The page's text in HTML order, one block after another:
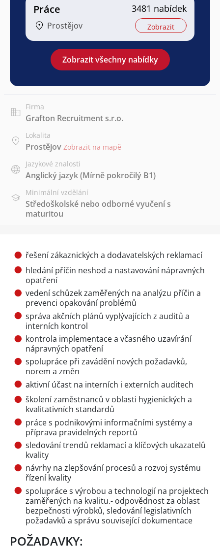
Práce
Prostějov
3481 nabídek
Zobrazit
Zobrazit všechny nabídky
Firma
Grafton Recruitment s.r.o.
Lokalita
Prostějov Zobrazit na mapě
Jazykové znalosti
Anglický jazyk(Mírně pokročilý B1)
Minimální vzdělání
Středoškolské nebo odborné vyučení s
maturitou
řešení zákaznických a dodavatelských reklamací
hledání příčin neshod a nastavování nápravných
opatření
vedení schůzek zaměřených na analýzu příčin a
prevenci opakování problémů
správa akčních plánů vyplývajících z auditů a
interních kontrol
kontrola implementace a včasného uzavírání
nápravných opatření
spolupráce při zavádění nových požadavků,
norem a změn
aktivní účast na interních i externích auditech
školení zaměstnanců v oblasti hygienických a
kvalitativních standardů
práce s podnikovými informačními systémy a
příprava pravidelných reportů
sledování trendů reklamací a klíčových ukazatelů
kvality
návrhy na zlepšování procesů a rozvoj systému
řízení kvality
spolupráce s výrobou a technologií na projektech
zaměřených na kvalitu.- odpovědnost za oblast
bezpečnosti výrobků, sledování legislativních
požadavků a správu související dokumentace
POŽADAVKY: